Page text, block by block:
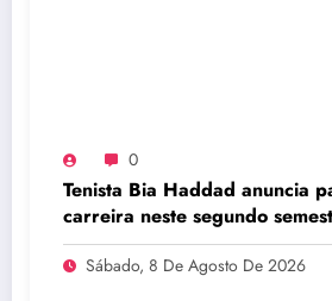
0
Tenista Bia Haddad anuncia
carreira neste segundo
Sábado, 8 De Agosto De 2026